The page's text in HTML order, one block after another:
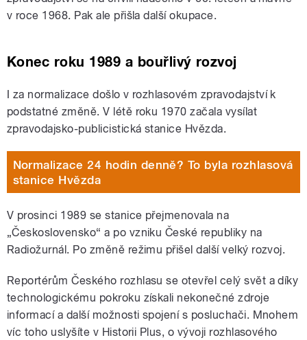
v roce 1968. Pak ale přišla další okupace.
Konec roku 1989 a bouřlivý rozvoj
I za normalizace došlo v rozhlasovém zpravodajství k
podstatné změně. V létě roku 1970 začala vysílat
zpravodajsko-publicistická stanice Hvězda.
Normalizace 24 hodin denně? To byla rozhlasová
stanice Hvězda
V prosinci 1989 se stanice přejmenovala na
„Československo“ a po vzniku České republiky na
Radiožurnál. Po změně režimu přišel další velký rozvoj.
Reportérům Českého rozhlasu se otevřel celý svět a díky
technologickému pokroku získali nekonečné zdroje
informací a další možnosti spojení s posluchači. Mnohem
víc toho uslyšíte v Historii Plus, o vývoji rozhlasového